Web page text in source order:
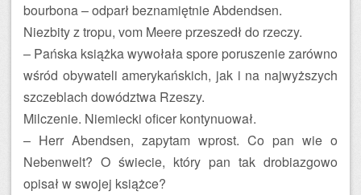
bourbona – odparł beznamiętnie Abdendsen.
Niezbity z tropu, vom Meere przeszedł do rzeczy.
– Pańska książka wywołała spore poruszenie zarówno
wśród obywateli amerykańskich, jak i na najwyższych
szczeblach dowództwa Rzeszy.
Milczenie. Niemiecki oficer kontynuował.
– Herr Abendsen, zapytam wprost. Co pan wie o
Nebenwelt? O świecie, który pan tak drobiazgowo
opisał w swojej książce?